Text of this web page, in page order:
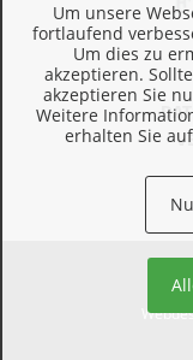
Um unsere
fortlaufend
Um dies zu
akzeptieren.
akzeptieren Sie
Weitere
erhalten Sie